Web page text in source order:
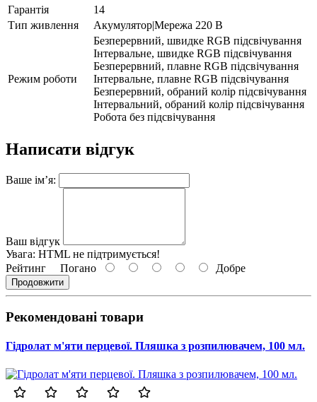
Гарантія
14
Тип живлення
Акумулятор|Мережа 220 В
Режим роботи
Безперервний, швидке RGB підсвічування
Інтервальне, швидке RGB підсвічування
Безперервний, плавне RGB підсвічування
Інтервальне, плавне RGB підсвічування
Безперервний, обраний колір підсвічування
Інтервальний, обраний колір підсвічування
Робота без підсвічування
Написати відгук
Ваше ім’я:
Ваш відгук
Увага: HTML не підтримується!
Рейтинг Погано Добре
Продовжити
Рекомендовані товари
Гідролат м'яти перцевої. Пляшка з розпилювачем, 100 мл.